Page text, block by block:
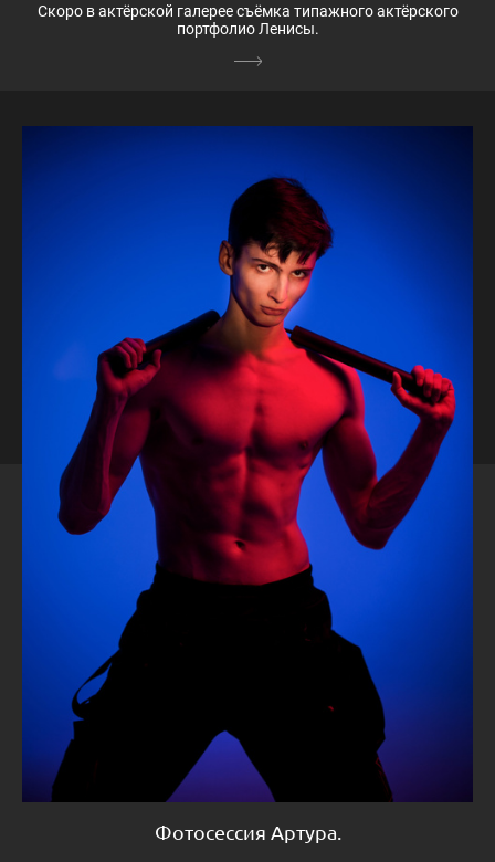
Скоро в актёрской галерее съёмка типажного актёрского
портфолио Ленисы.
Фотосессия Артура.